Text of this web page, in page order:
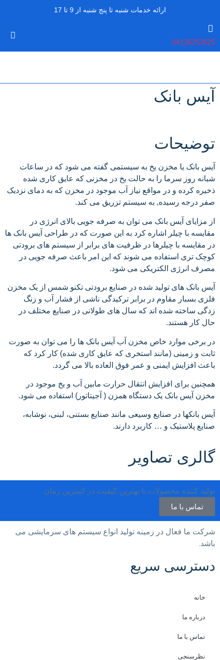
ارائه خدمات شنبه تا پنج شنبه از 9 تا 17
04136253625
آیس بانک
توضیحات
آیس بانک یا مخزن یخ به سیستمی گفته می شود که در ساعات
شبانه روز سرما را به حالت یخ در مخزنی که عایق کاری شده
ذخیره کرده و در مواقع نیاز آب موجود در مخزن که به دمای نزدیک
صفر درجه رسیده, به سیستم تزریق می کند.
از مزایای آیس بانک می توان به صرفه جویی بالای انرژی در
مقایسه با چیلر اشاره کرد به این صورت که در طراحی آیس بانک ها
در مقایسه با چیلرها در ظرفیت های برابر از سیستم های برودتی
کوچک تری استفاده می شوند که این امر باعث صرفه جویی در
مصرف انرژی الکتریکی می شود.
آیس بانک های تولید شده در صنایع برودتی تکنو شمس از یک مخزن
فلزی بسبار مقاوم در برابر ترکیدگی ناشی از فشار آب و زنگ
زدگی ساخته شده اند که سال های طولانی در صنایع مختلف در
حال کار هستند.
در برخی موارد خاص مخزن آب آیس بانک ها را می توان به صورت
ثابت و زمینی (مانند استخری که عایق کاری شده) کار کرد که
باعث افزایش ایمنی و عمر فوق العاده بالا می گردد.
همچنین برای افزایش انتقال حرارت مابین آب و یخ موجود در
مخزن آیس بانک یک دستگاه همزن ( آجیتاتور) استفاده می شود.
آیس بانکها در صنایع وسیعی مانند صنایع بستنی، لبنی، نوشابه،
صنایع پلاستیک و … کاربرد دارند.
گالری تصاویر
تولید کننده محصولات با بهترین کیفیت در کمترین زمان
تماس با ما
شرکت ما فعال در زمینه تولید انواع سیستم های سرمایشی می
باشد.
دسترسی سریع
خانه
درباره ما
تماس با ما
نظرسنجی